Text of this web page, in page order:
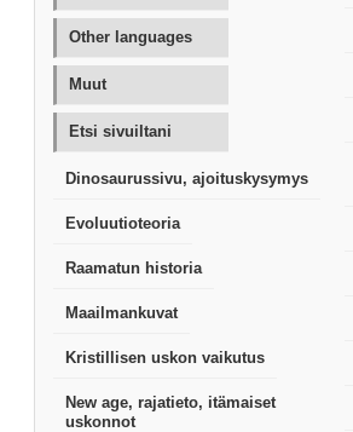
Other languages
Muut
Etsi sivuiltani
Dinosaurussivu, ajoituskysymys
Evoluutioteoria
Raamatun historia
Maailmankuvat
Kristillisen uskon vaikutus
New age, rajatieto, itämaiset
uskonnot